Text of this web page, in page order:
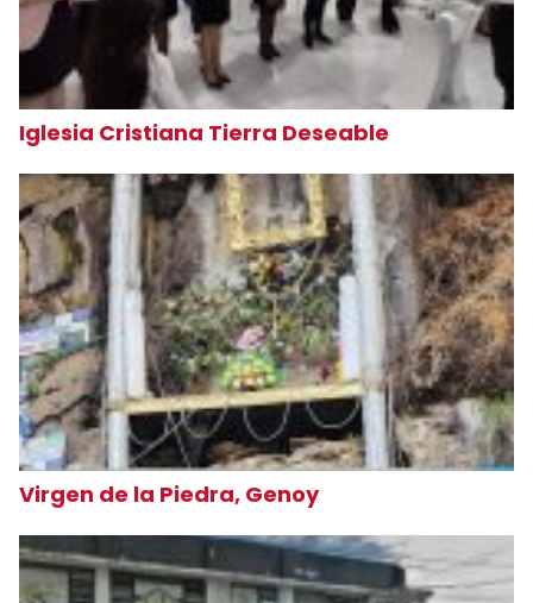
Iglesia Cristiana Tierra Deseable
Virgen de la Piedra, Genoy